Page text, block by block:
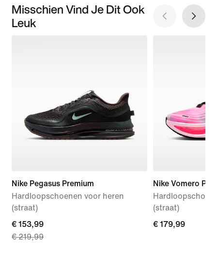
Misschien Vind Je Dit Ook
Leuk
Nike Pegasus Premium
Hardloopschoenen voor heren
(straat)
current
price
€ 153,99
€ 219,99
Nike Vomero Plus
(straat)
€ 179,99
€ 179,99